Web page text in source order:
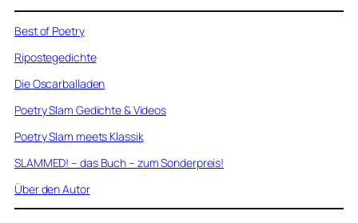
Best of Poetry
Ripostegedichte
Die Oscarballaden
Poetry Slam Gedichte & Videos
Poetry Slam meets Klassik
SLAMMED! – das Buch – zum Sonderpreis!
Über den Autor